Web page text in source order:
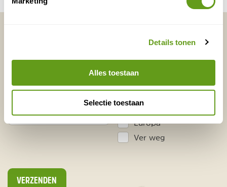
Details tonen
Alles toestaan
Selectie toestaan
Achternaam
E-mailadres* Waar ligt je interesse?
Nederland
Europa
Ver weg
VERZENDEN